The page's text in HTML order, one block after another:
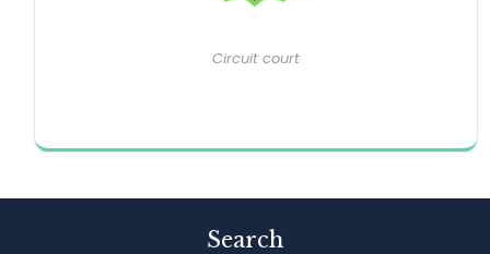
Circuit court
Search